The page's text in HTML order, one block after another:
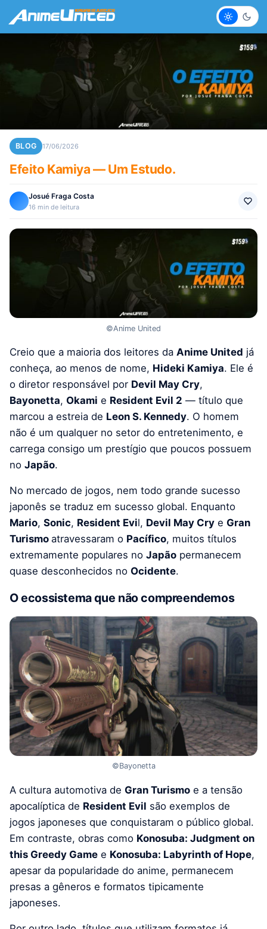
Claro
BLOG 17/06/2026
Efeito Kamiya — Um Estudo.
Josué Fraga Costa
16 min de leitura
©Anime United
Creio que a maioria dos leitores da Anime United já
conheça, ao menos de nome, Hideki Kamiya. Ele é
o diretor responsável por Devil May Cry,
Bayonetta, Okami e Resident Evil 2 — título que
marcou a estreia de Leon S. Kennedy. O homem
não é um qualquer no setor do entretenimento, e
carrega consigo um prestígio que poucos possuem
no Japão.
No mercado de jogos, nem todo grande sucesso
japonês se traduz em sucesso global. Enquanto
Mario, Sonic, Resident Evil, Devil May Cry e Gran
Turismo atravessaram o Pacífico, muitos títulos
extremamente populares no Japão permanecem
quase desconhecidos no Ocidente.
O ecossistema que não compreendemos
©Bayonetta
A cultura automotiva de Gran Turismo e a tensão
apocalíptica de Resident Evil são exemplos de
jogos japoneses que conquistaram o público global.
Em contraste, obras como Konosuba: Judgment on
this Greedy Game e Konosuba: Labyrinth of Hope,
apesar da popularidade do anime, permanecem
presas a gêneros e formatos tipicamente
japoneses.